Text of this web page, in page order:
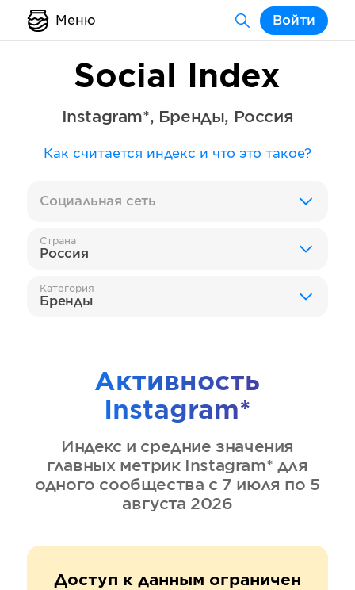
Меню Войти
Social Index
Instagram*, Бренды, Россия
Как считается индекс и что это такое?
Социальная сеть
Страна
Россия
Категория
Бренды
Активность
Instagram*
Индекс и средние значения
главных метрик
Instagram* для
одного сообщества с 7 июля по 5
августа 2026
Доступ к данным ограничен